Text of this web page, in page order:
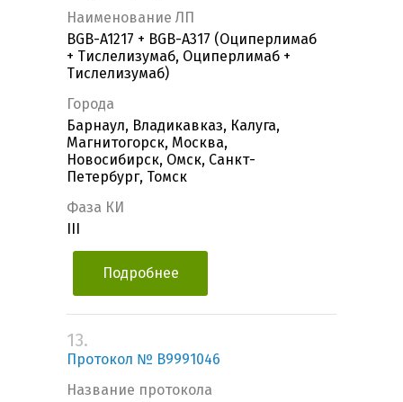
Наименование ЛП
BGB-A1217 + BGB-A317 (Оциперлимаб
+ Тислелизумаб, Оциперлимаб +
Тислелизумаб)
Города
Барнаул, Владикавказ, Калуга,
Магнитогорск, Москва,
Новосибирск, Омск, Санкт-
Петербург, Томск
Фаза КИ
Подробнее
13.
Протокол № B9991046
Название протокола